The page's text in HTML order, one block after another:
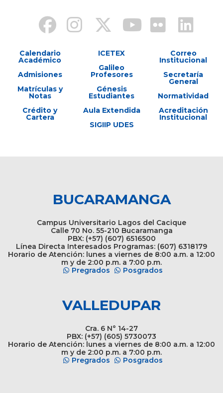
Calendario
Académico
Admisiones
Matrículas y
Notas
Crédito y
Cartera
ICETEX
Galileo
Profesores
Génesis
Estudiantes
Aula Extendida
SIGIIP UDES
Correo
Institucional
Secretaría
General
Normatividad
Acreditación
Institucional
BUCARAMANGA
Campus Universitario Lagos del Cacique
Calle 70 No. 55-210 Bucaramanga
PBX: (+57) (607) 6516500
Línea Directa Interesados Programas: (607) 6318179
Horario de Atención: lunes a viernes de 8:00 a.m. a 12:00
m y de 2:00 p.m. a 7:00 p.m.
Pregrados
Posgrados
VALLEDUPAR
Cra. 6 N° 14-27
PBX: (+57) (605) 5730073
Horario de Atención: lunes a viernes de 8:00 a.m. a 12:00
m y de 2:00 p.m. a 7:00 p.m.
Pregrados
Posgrados